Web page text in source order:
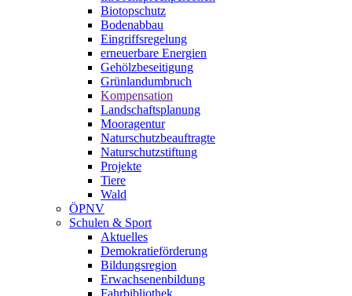
Biotopschutz
Bodenabbau
Eingriffsregelung
erneuerbare Energien
Gehölzbeseitigung
Grünlandumbruch
Kompensation
Landschaftsplanung
Mooragentur
Naturschutzbeauftragte
Naturschutzstiftung
Projekte
Tiere
Wald
ÖPNV
Schulen & Sport
Aktuelles
Demokratieförderung
Bildungsregion
Erwachsenenbildung
Fahrbibliothek